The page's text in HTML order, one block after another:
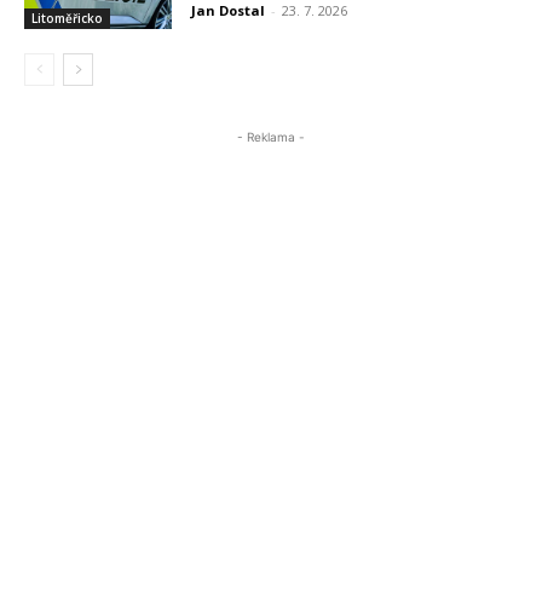
Litoměřicko Jan Dostal - 23. 7. 2026
- Reklama -